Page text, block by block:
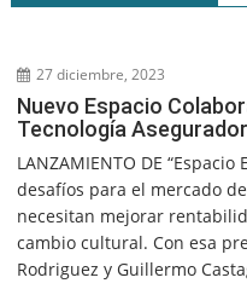
27 diciembre, 2023
Nuevo Espacio
Tecnología
LANZAMIENTO DE “Espacio
desafíos para el mercado
necesitan mejorar
cambio cultural. Con esa
Rodriguez y Guillermo